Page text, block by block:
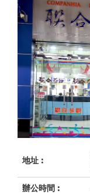
地址 :
辦公時間 :